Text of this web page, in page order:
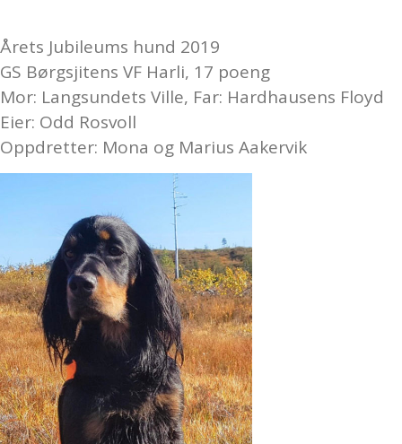
Årets Jubileums hund 2019
GS Børgsjitens VF Harli, 17 poeng
Mor: Langsundets Ville, Far: Hardhausens Floyd
Eier: Odd Rosvoll
Oppdretter: Mona og Marius Aakervik